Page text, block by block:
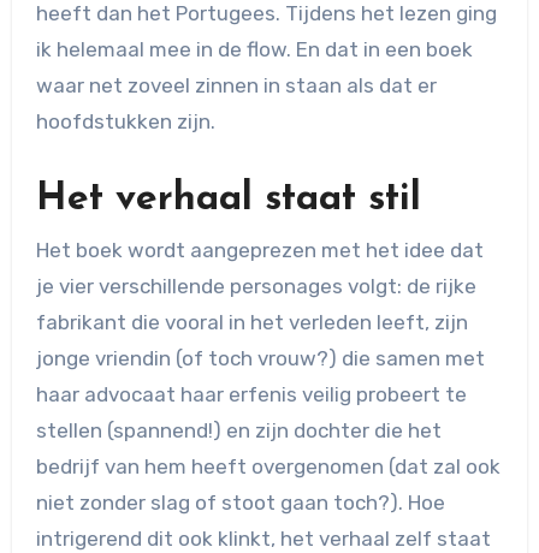
heeft dan het Portugees. Tijdens het lezen ging
ik helemaal mee in de flow. En dat in een boek
waar net zoveel zinnen in staan als dat er
hoofdstukken zijn.
Het verhaal staat stil
Het boek wordt aangeprezen met het idee dat
je vier verschillende personages volgt: de rijke
fabrikant die vooral in het verleden leeft, zijn
jonge vriendin (of toch vrouw?) die samen met
haar advocaat haar erfenis veilig probeert te
stellen (spannend!) en zijn dochter die het
bedrijf van hem heeft overgenomen (dat zal ook
niet zonder slag of stoot gaan toch?). Hoe
intrigerend dit ook klinkt, het verhaal zelf staat